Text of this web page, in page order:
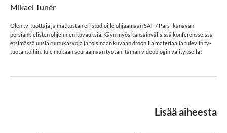
Mikael Tunér
Olen tv-tuottaja ja matkustan eri studioille ohjaamaan SAT-7 Pars -kanavan
persiankielisten ohjelmien kuvauksia. Käyn myös kansainvälisissä konferensseissa
etsimässä uusia ruutukasvoja ja toisinaan kuvaan droonilla materiaalia tuleviin tv-
tuotantoihin. Tule mukaan seuraamaan työtäni tämän videoblogin välityksellä!
Lisää aiheesta